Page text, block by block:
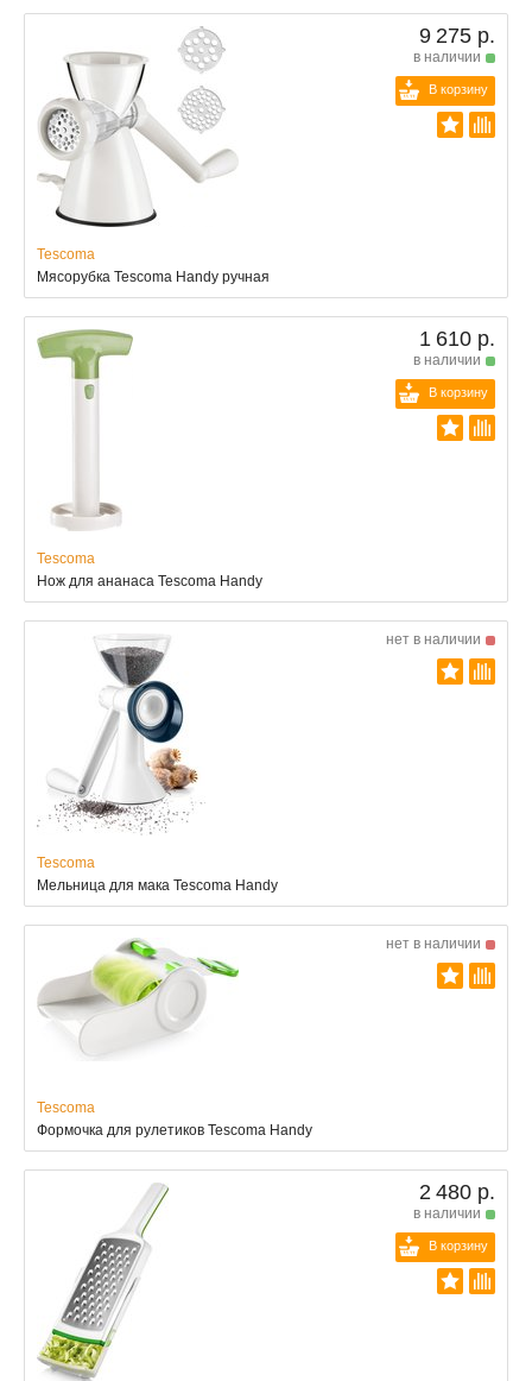
9 275 р.
в наличии
В корзину
Tescoma
Мясорубка Tescoma Handy ручная
1 610 р.
в наличии
В корзину
Tescoma
Нож для ананаса Tescoma Handy
нет в наличии
Tescoma
Мельница для мака Tescoma Handy
нет в наличии
Tescoma
Формочка для рулетиков Tescoma Handy
2 480 р.
в наличии
В корзину